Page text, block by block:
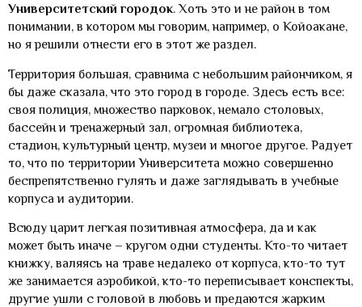
Университетский городок. Хоть это и не район в том
понимании, в котором мы говорим, например, о Койоакане,
но я решили отнести его в этот же раздел.
Территория большая, сравнима с небольшим райончиком, я
бы даже сказала, что это город в городе. Здесь есть все:
своя полиция, множество парковок, немало столовых,
бассейн и тренажерный зал, огромная библиотека,
стадион, культурный центр, музеи и многое другое. Радует
то, что по территории Университета можно совершенно
беспрепятственно гулять и даже заглядывать в учебные
корпуса и аудитории.
Всюду царит легкая позитивная атмосфера, да и как
может быть иначе – кругом одни студенты. Кто-то читает
книжку, валяясь на траве недалеко от корпуса, кто-то тут
же занимается аэробикой, кто-то переписывает конспекты,
другие ушли с головой в любовь и предаются жарким